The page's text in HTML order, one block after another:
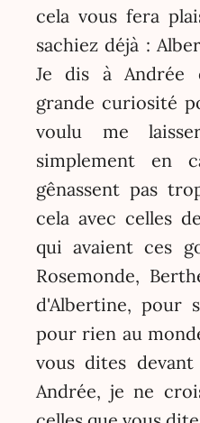
cela vous fera
sachiez déjà :
Je dis à Andrée
grande curiosité
voulu me
simplement en
gênassent pas
cela avec celles
qui avaient ces
Rosemonde,
d'Albertine, pour
pour rien au
vous dites
Andrée, je ne